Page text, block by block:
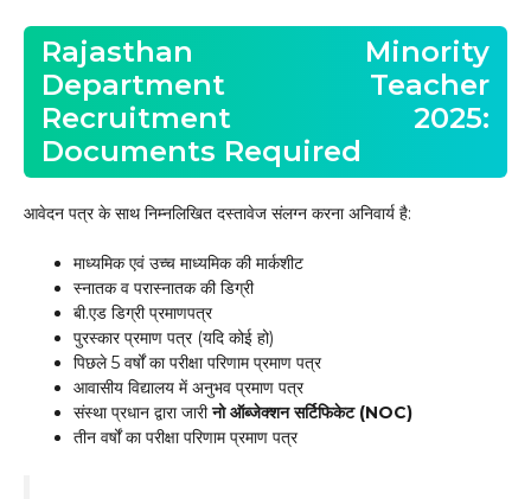
Rajasthan Minority
Department Teacher
Recruitment 2025:
Documents Required
आवेदन पत्र के साथ निम्नलिखित दस्तावेज संलग्न करना अनिवार्य है:
माध्यमिक एवं उच्च माध्यमिक की मार्कशीट
स्नातक व परास्नातक की डिग्री
बी.एड डिग्री प्रमाणपत्र
पुरस्कार प्रमाण पत्र (यदि कोई हो)
पिछले 5 वर्षों का परीक्षा परिणाम प्रमाण पत्र
आवासीय विद्यालय में अनुभव प्रमाण पत्र
संस्था प्रधान द्वारा जारीनो ऑब्जेक्शन सर्टिफिकेट (NOC)
तीन वर्षों का परीक्षा परिणाम प्रमाण पत्र